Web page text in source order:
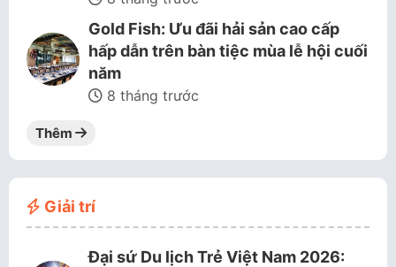
Gold Fish: Ưu đãi hải sản cao cấp
hấp dẫn trên bàn tiệc mùa lễ hội cuối
năm
8 tháng trước
Thêm
Giải trí
Đại sứ Du lịch Trẻ Việt Nam 2026: